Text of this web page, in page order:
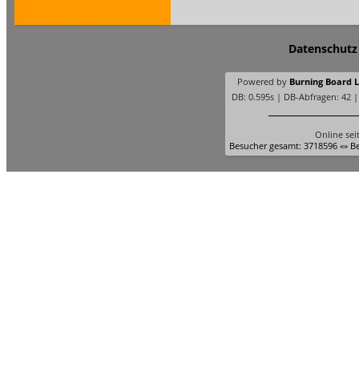
Datenschutz
Powered by Burning Board
DB: 0.595s | DB-Abfragen: 42
Online
Besucher gesamt: 3718596 «»